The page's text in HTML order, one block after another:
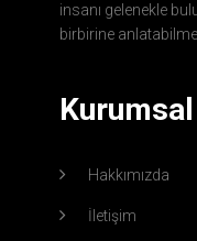
insanı gelenekle
birbirine
Kurumsal
Hakkımızda
İletişim